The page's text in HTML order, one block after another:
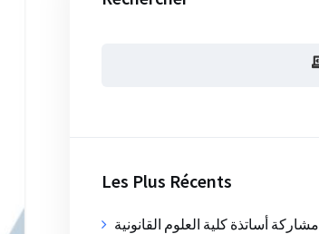
Les Plus Récents
مشاركة أساتذة كلية العلوم القانونية